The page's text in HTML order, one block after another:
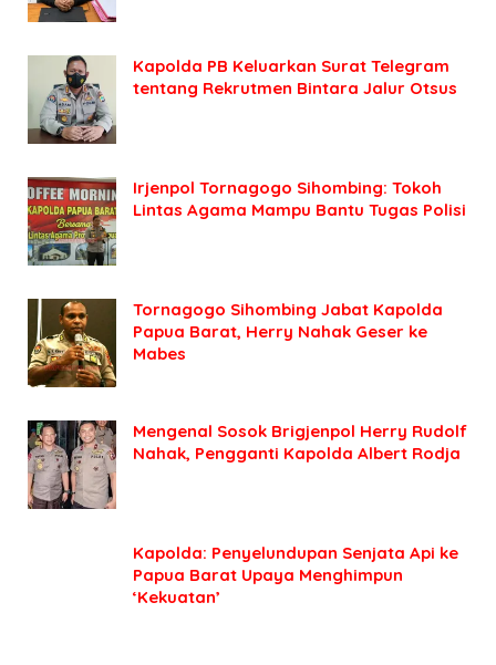
Kapolda PB Keluarkan Surat Telegram
tentang Rekrutmen Bintara Jalur Otsus
Irjenpol Tornagogo Sihombing: Tokoh
Lintas Agama Mampu Bantu Tugas Polisi
Tornagogo Sihombing Jabat Kapolda
Papua Barat, Herry Nahak Geser ke
Mabes
Mengenal Sosok Brigjenpol Herry Rudolf
Nahak, Pengganti Kapolda Albert Rodja
Kapolda: Penyelundupan Senjata Api ke
Papua Barat Upaya Menghimpun
‘Kekuatan’